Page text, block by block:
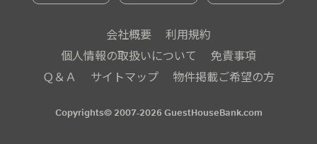
会社概要
利用規約
個人情報の取扱いについて
免責事項
Ｑ＆Ａ
サイトマップ 物件掲載ご希望の方
Copyrights© 2007-2026 GuestHouseBank.com